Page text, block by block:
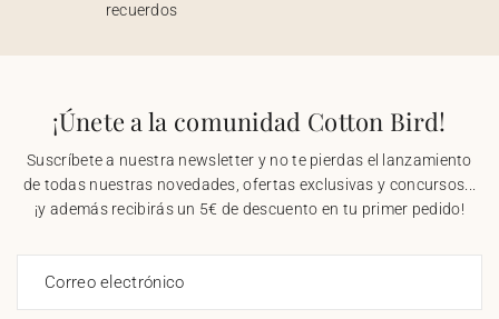
recuerdos
¡Únete a la comunidad Cotton Bird!
Suscríbete a nuestra newsletter y no te pierdas el lanzamiento
de todas nuestras novedades, ofertas exclusivas y concursos...
¡y además recibirás un 5€ de descuento en tu primer pedido!
Correo electrónico